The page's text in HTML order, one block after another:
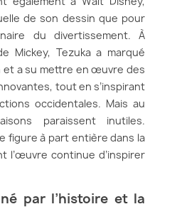
de son dessin que pour
du divertissement. À
Mickey, Tezuka a marqué
et a su mettre en œuvre des
tout en s’inspirant
occidentales. Mais au
paraissent inutiles.
figure à part entière dans la
l’œuvre continue d’inspirer
par l’histoire et la